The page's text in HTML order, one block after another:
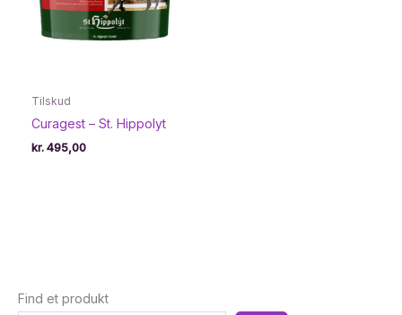
Find et produkt
Tilskud
Curagest – St. Hippolyt
kr. 495,00